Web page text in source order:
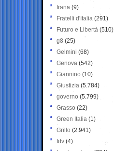
frana (9)
Fratelli d'Italia (291)
Futuro e Libertà (510)
g8 (25)
Gelmini (68)
Genova (542)
Giannino (10)
Giustizia (5.784)
governo (5.799)
Grasso (22)
Green Italia (1)
Grillo (2.941)
Idv (4)